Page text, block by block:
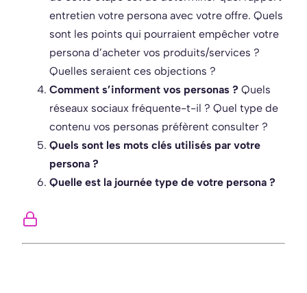
entretien votre persona avec votre offre. Quels
sont les points qui pourraient empêcher votre
persona d’acheter vos produits/services ?
Quelles seraient ces objections ?
Comment s’informent vos personas ? Quels
réseaux sociaux fréquente-t-il ? Quel type de
contenu vos personas préfèrent consulter ?
Quels sont les mots clés utilisés par votre
persona ?
Quelle est la journée type de votre persona ?